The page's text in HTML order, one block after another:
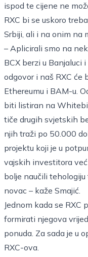
ispod te cijene ne
RXC bi se uskoro
Srbiji, ali i na onim na
– Aplicirali smo na
BCX berzi u Banjaluci
odgovor i naš RXC će
Ethereumu i BAM-u.
biti listiran na
tiče drugih svjetskih
njih traži po 50.000
projektu koji je u
vajskih investitora
bolje naučili
novac – kaže Smajić.
Jednom kada se RXC
formirati njegova
ponuda. Za sada je u
RXC-ova.